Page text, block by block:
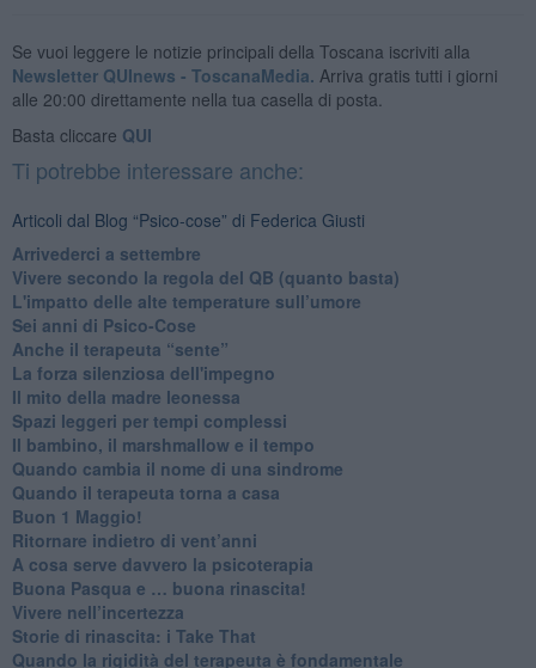
Se vuoi leggere le notizie principali della Toscana iscriviti alla
Newsletter QUInews - ToscanaMedia. Arriva gratis tutti i giorni
alle 20:00 direttamente nella tua casella di posta.
Basta cliccare QUI
Ti potrebbe interessare anche:
Articoli dal Blog “Psico-cose” di Federica Giusti
​Arrivederci a settembre
​Vivere secondo la regola del QB (quanto basta)
​L'impatto delle alte temperature sull’umore
Sei anni di Psico-Cose
​Anche il terapeuta “sente”
​La forza silenziosa dell'impegno
​Il mito della madre leonessa
Spazi leggeri per tempi complessi
Il bambino, il marshmallow e il tempo
​Quando cambia il nome di una sindrome
​Quando il terapeuta torna a casa
​Buon 1 Maggio!
Ritornare indietro di vent’anni
​A cosa serve davvero la psicoterapia
​Buona Pasqua e … buona rinascita!
​Vivere nell’incertezza
​Storie di rinascita: i Take That
​Quando la rigidità del terapeuta è fondamentale